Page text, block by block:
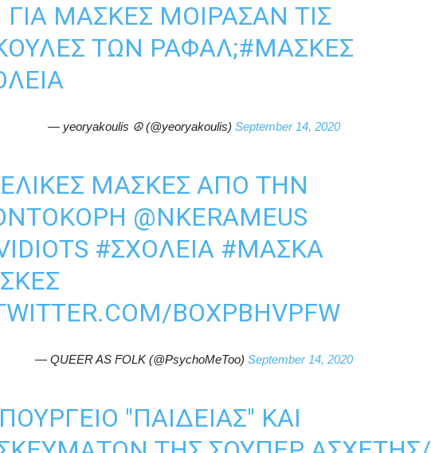
ΓΙΑ ΜΆΣΚΕΣ ΜΟΊΡΑΣΑΝ ΤΙΣ
ΤΩΝ ΡΑΦΆΛ;#ΜΑΣΚΕΣ
— yeoryakoulis ☮ (@yeoryakoulis) September 14, 2020
ΜΆΣΚΕΣ ΑΠΌ ΤΗΝ
@NKERAMEUS
#ΣΧΟΛΕΙΑ #ΜΑΣΚΑ
BOXPBHVPFW
— QUEER AS FOLK (@PsychoMeToo) September 14, 2020
"ΠΑΙΔΕΊΑΣ" ΚΑΙ